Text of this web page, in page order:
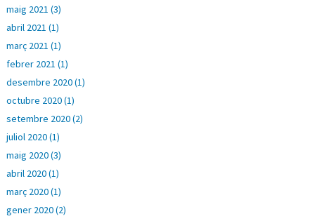
maig 2021 (3)
abril 2021 (1)
març 2021 (1)
febrer 2021 (1)
desembre 2020 (1)
octubre 2020 (1)
setembre 2020 (2)
juliol 2020 (1)
maig 2020 (3)
abril 2020 (1)
març 2020 (1)
gener 2020 (2)